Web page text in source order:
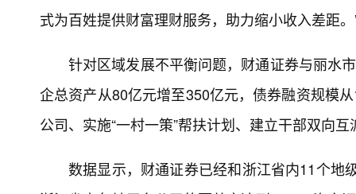
式为百姓提供财富理财服务，助力缩小收入差距。
针对区域发展不平衡问题，财通证券与丽水
企总资产从80亿元增至350亿元，债券融资规模
公司、实施“一村一策”帮扶计划、建立干部双向
数据显示，财通证券已经和浙江省内11个地